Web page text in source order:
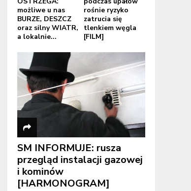
możliwe u nas
BURZE, DESZCZ
oraz silny WIATR,
a lokalnie...
rośnie ryzyko
zatrucia się
tlenkiem węgla
[FILM]
SM INFORMUJE: rusza
przegląd instalacji gazowej
i kominów
[HARMONOGRAM]